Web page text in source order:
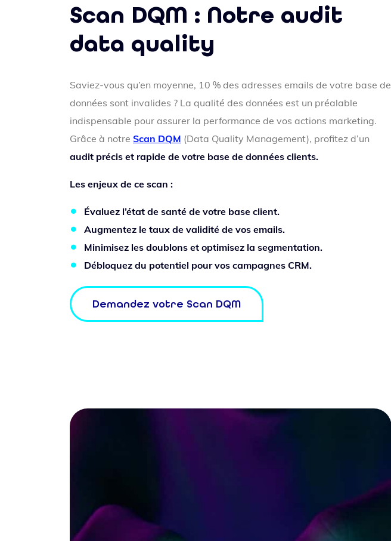
Scan DQM : Notre audit
data quality
Saviez-vous qu’en moyenne, 10 % des adresses emails de votre base de
données sont invalides ? La qualité des données est un préalable
indispensable pour assurer la performance de vos actions marketing.
Grâce à notre Scan DQM (Data Quality Management), profitez d’un
audit précis et rapide de votre base de données clients.
Les enjeux de ce scan :
Évaluez l’état de santé de votre base client.
Augmentez le taux de validité de vos emails.
Minimisez les doublons et optimisez la segmentation.
Débloquez du potentiel pour vos campagnes CRM.
Demandez votre Scan DQM